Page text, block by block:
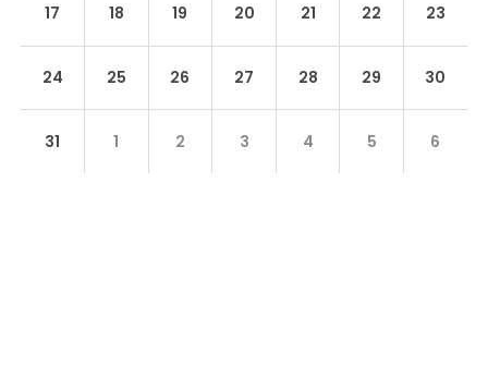
17 18 19 20 21 22 23
24 25 26 27 28 29 30
31 1 2 3 4 5 6